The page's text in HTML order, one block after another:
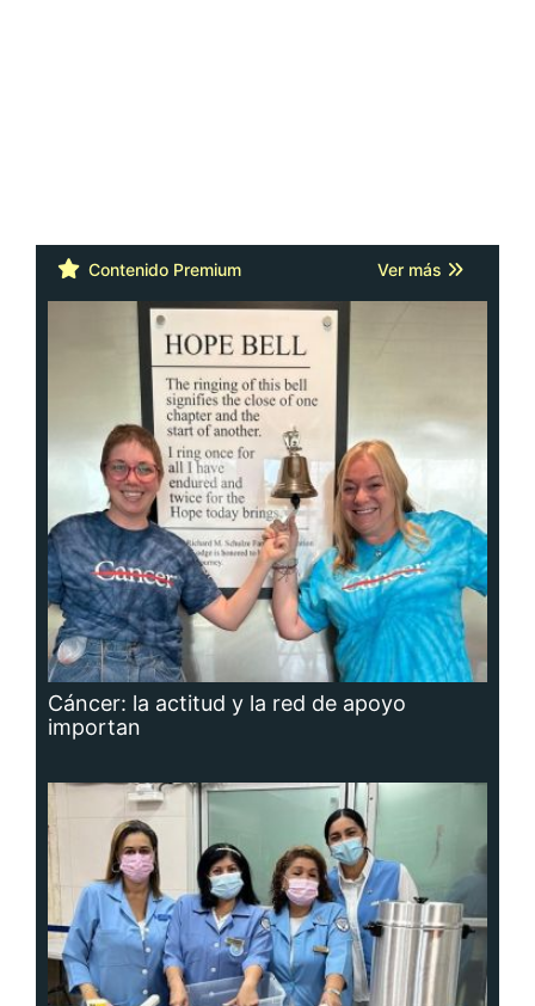
Contenido Premium Ver más
Cáncer: la actitud y la red de apoyo
importan